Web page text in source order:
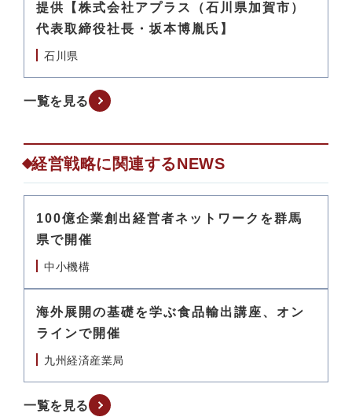
提供【株式会社アプラス（石川県加賀市）
代表取締役社長・坂本博胤氏】
石川県
一覧を見る
経営戦略に関連するNEWS
100億企業創出経営者ネットワークを群馬
県で開催
中小機構
海外展開の基礎を学ぶ食品輸出講座、オン
ラインで開催
九州経済産業局
一覧を見る